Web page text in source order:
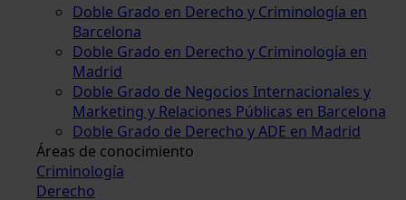
Doble Grado en Derecho y Criminología en
Barcelona
Doble Grado en Derecho y Criminología en
Madrid
Doble Grado de Negocios Internacionales y
Marketing y Relaciones Públicas en Barcelona
Doble Grado de Derecho y ADE en Madrid
Áreas de conocimiento
Criminología
Derecho